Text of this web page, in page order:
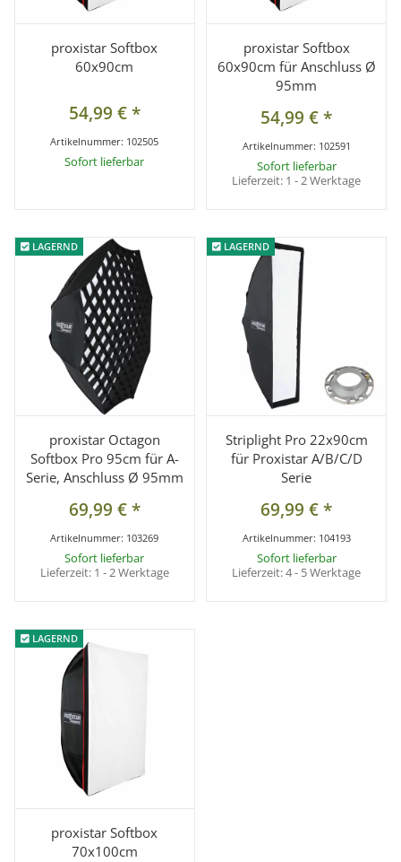
proxistar Softbox
60x90cm
54,99 €*
Artikelnummer: 102505
Sofort lieferbar
proxistar Softbox
60x90cm für Anschluss Ø
95mm
54,99 €*
Artikelnummer: 102591
Sofort lieferbar
Lieferzeit: 1 - 2 Werktage
LAGERND
LAGERND
proxistar Octagon
Softbox Pro 95cm für A-
Serie, Anschluss Ø 95mm
69,99 €*
Artikelnummer: 103269
Sofort lieferbar
Lieferzeit: 1 - 2 Werktage
LAGERND
LAGERND
Striplight Pro 22x90cm
für Proxistar A/B/C/D
Serie
69,99 €*
Artikelnummer: 104193
Sofort lieferbar
Lieferzeit:4 - 5 Werktage
LAGERND
LAGERND
proxistar Softbox
70x100cm